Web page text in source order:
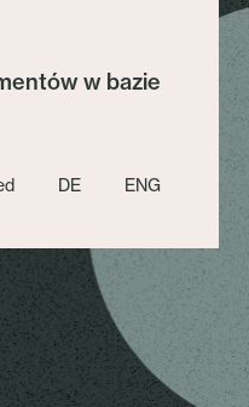
w bazie
DE ENG